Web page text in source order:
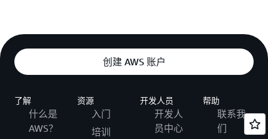
创建 AWS 账户
了解
什么是
AWS？
资源
入门
培训
开发人员
开发人
员中心
帮助
联系我
们